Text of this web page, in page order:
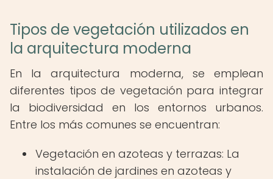
Tipos de vegetación utilizados en
la arquitectura moderna
En la arquitectura moderna, se emplean
diferentes tipos de vegetación para integrar
la biodiversidad en los entornos urbanos.
Entre los más comunes se encuentran:
Vegetación en azoteas y terrazas: La
instalación de jardines en azoteas y